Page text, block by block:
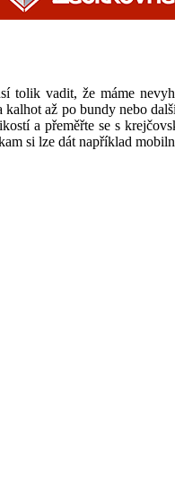
tolik vadit, že máme
až po bundy nebo
a přeměřte se s
si lze dát například